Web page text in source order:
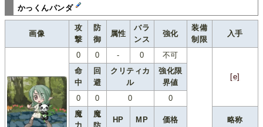
かっくんパンダ
画像
攻
撃
防
御
属性
バラ
ンス
強化
装備
制限
入手
0 0 - 0 不可
[e]
命
中
回
避
クリティカ
ル
強化限
界値
0
0 0
0
魔
魔
HP MP 価格 略称